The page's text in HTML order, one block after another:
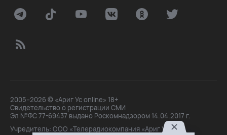
2005–2026 © «Ариг Ус online» 18+
Свидетельство о регистрации СМИ
Эл №ФС 77-69437 выдано Роскомнадзором 14.04.2017 г.
Учредитель: ООО «Телерадиокомпания «Ариг Ус»,